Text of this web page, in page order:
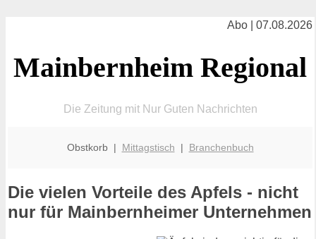
Abo | 07.08.2026
Mainbernheim Regional
Die Zeitung mit Nur Guten Nachrichten
Obstkorb | Mittagstisch | Branchenbuch
Die vielen Vorteile des Apfels - nicht
nur für Mainbernheimer Unternehmen